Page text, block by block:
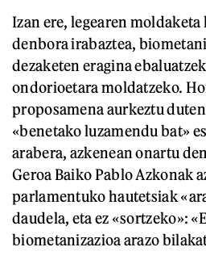
Izan ere, legearen
denbora irabaztea,
dezaketen eragina
ondorioetara moldatzeko.
proposamena aurkeztu
«benetako luzamendu bat»
arabera, azkenean onartu
Geroa Baiko Pablo Azkonak
parlamentuko hautetsiak
daudela, eta ez «sortzeko»:
biometanizazioa arazo